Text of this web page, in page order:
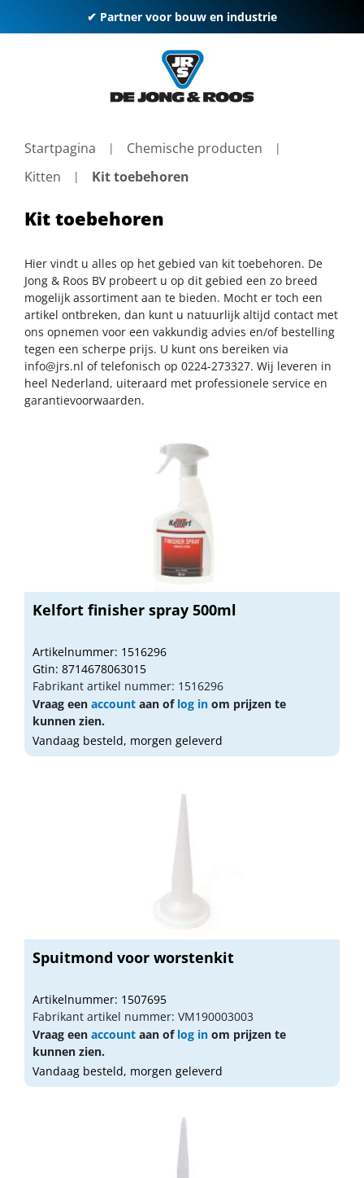
✔ Partner voor bouw en industrie
Startpagina
Chemische producten
Kitten
Kit toebehoren
Kit toebehoren
Hier vindt u alles op het gebied van kit toebehoren. De
Jong & Roos BV probeert u op dit gebied een zo breed
mogelijk assortiment aan te bieden. Mocht er toch een
artikel ontbreken, dan kunt u natuurlijk altijd contact met
ons opnemen voor een vakkundig advies en/of bestelling
tegen een scherpe prijs. U kunt ons bereiken via
info@jrs.nl of telefonisch op 0224-273327. Wij leveren in
heel Nederland, uiteraard met professionele service en
garantievoorwaarden.
Kelfort finisher spray 500ml
Artikelnummer: 1516296
Gtin: 8714678063015
Fabrikant artikel nummer: 1516296
Vraag een account aan of log in om prijzen te
kunnen zien.
Vandaag besteld, morgen geleverd
Spuitmond voor worstenkit
Artikelnummer: 1507695
Fabrikant artikel nummer: VM190003003
Vraag een account aan of log in om prijzen te
kunnen zien.
Vandaag besteld, morgen geleverd